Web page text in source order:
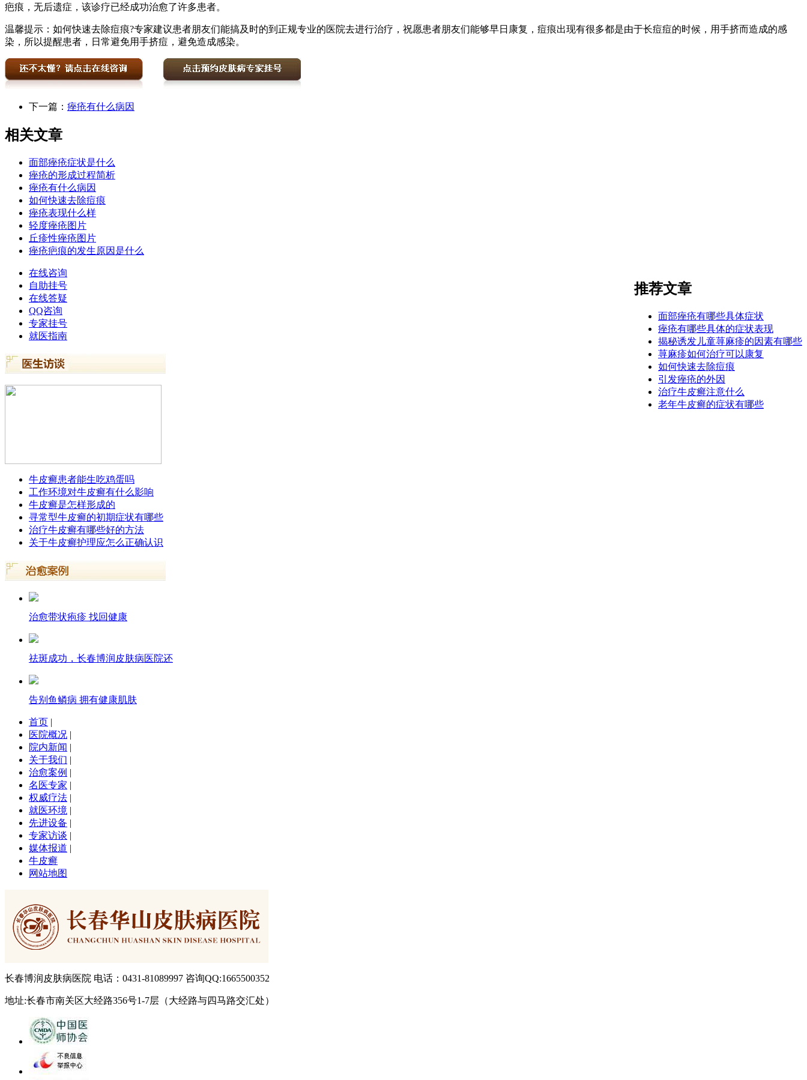
疤痕，无后遗症，该诊疗已经成功治愈了许多患者。
温馨提示：如何快速去除痘痕?专家建议患者朋友们能搞及时的到正规专业的医院去进行治疗，祝愿患者朋友们能够早日康复，痘痕出现有很多都是由于长痘痘的时候，用手挤而造成的感
染，所以提醒患者，日常避免用手挤痘，避免造成感染。
下一篇： 痤疮有什么病因
相关文章
面部痤疮症状是什么
痤疮的形成过程简析
痤疮有什么病因
如何快速去除痘痕
痤疮表现什么样
轻度痤疮图片
丘疹性痤疮图片
痤疮疤痕的发生原因是什么
推荐文章
面部痤疮有哪些具体症状
痤疮有哪些具体的症状表现
揭秘诱发儿童荨麻疹的因素有哪些
荨麻疹如何治疗可以康复
如何快速去除痘痕
引发痤疮的外因
治疗牛皮癣注意什么
老年牛皮癣的症状有哪些
在线咨询
自助挂号
在线答疑
QQ咨询
专家挂号
就医指南
牛皮癣患者能生吃鸡蛋吗
工作环境对牛皮癣有什么影响
牛皮癣是怎样形成的
寻常型牛皮癣的初期症状有哪些
治疗牛皮癣有哪些好的方法
关于牛皮癣护理应怎么正确认识
治愈带状疱疹 找回健康
祛斑成功，长春博润皮肤病医院还
告别鱼鳞病 拥有健康肌肤
首页 |
医院概况 |
院内新闻 |
关于我们 |
治愈案例 |
名医专家 |
权威疗法 |
就医环境 |
先进设备 |
专家访谈 |
媒体报道 |
牛皮癣
网站地图
长春博润皮肤病医院 电话：0431-81089997 咨询QQ:1665500352
地址:长春市南关区大经路356号1-7层（大经路与四马路交汇处）